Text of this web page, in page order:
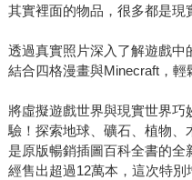
其實裡面的物品，很多都是現
透過真實照片深入了解遊戲中
結合四格漫畫與Minecraft，輕
將虛擬遊戲世界與現實世界巧
驗！探索地球、礦石、植物
是原版暢銷插圖百科全書的
經售出超過12萬本，這次特別